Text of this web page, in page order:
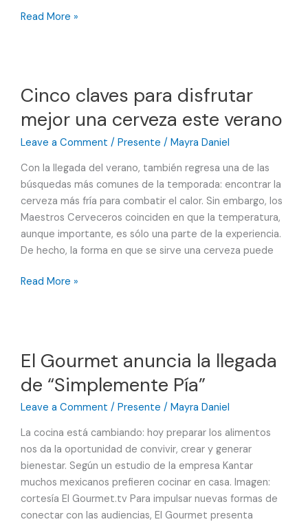
Feria
Tortilla
en
Juan
Ixtayopan,
2026
Read More »
Cinco claves para disfrutar
mejor una cerveza este verano
Leave a Comment / Presente / Mayra Daniel
Con la llegada del verano, también regresa una de las
búsquedas más comunes de la temporada: encontrar la
cerveza más fría para combatir el calor. Sin embargo, los
Maestros Cerveceros coinciden en que la temperatura,
aunque importante, es sólo una parte de la experiencia.
De hecho, la forma en que se sirve una cerveza puede
Cinco
una
cerveza
verano
Read More »
El Gourmet anuncia la llegada
de “Simplemente Pía”
Leave a Comment / Presente / Mayra Daniel
La cocina está cambiando: hoy preparar los alimentos
nos da la oportunidad de convivir, crear y generar
bienestar. Según un estudio de la empresa Kantar
muchos mexicanos prefieren cocinar en casa. Imagen:
cortesía El Gourmet.tv Para impulsar nuevas formas de
conectar con las audiencias, El Gourmet presenta